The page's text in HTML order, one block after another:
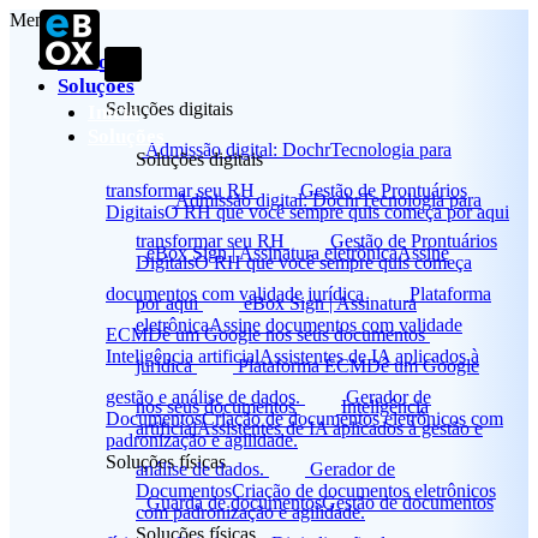
Início
Soluções digitais
Admissão digital: DochrTecnologia para
transformar seu RH
Gestão de Prontuários
DigitaisO RH que você sempre quis começa
por aqui
eBox Sign | Assinatura
eletrônicaAssine documentos com validade
jurídica
Plataforma ECMDê um Google
nos seus documentos
Inteligência
artificialAssistentes de IA aplicados à gestão e
análise de dados.
Gerador de
DocumentosCriação de documentos eletrônicos
com padronização e agilidade.
Soluções físicas
Menu
Início
Soluções
Soluções digitais
Admissão digital: DochrTecnologia para
transformar seu RH
Gestão de Prontuários
DigitaisO RH que você sempre quis começa por aqui
eBox Sign | Assinatura eletrônicaAssine
documentos com validade jurídica
Plataforma
ECMDê um Google nos seus documentos
Inteligência artificialAssistentes de IA aplicados à
gestão e análise de dados.
Gerador de
DocumentosCriação de documentos eletrônicos com
padronização e agilidade.
Soluções físicas
Guarda de documentosGestão de documentos